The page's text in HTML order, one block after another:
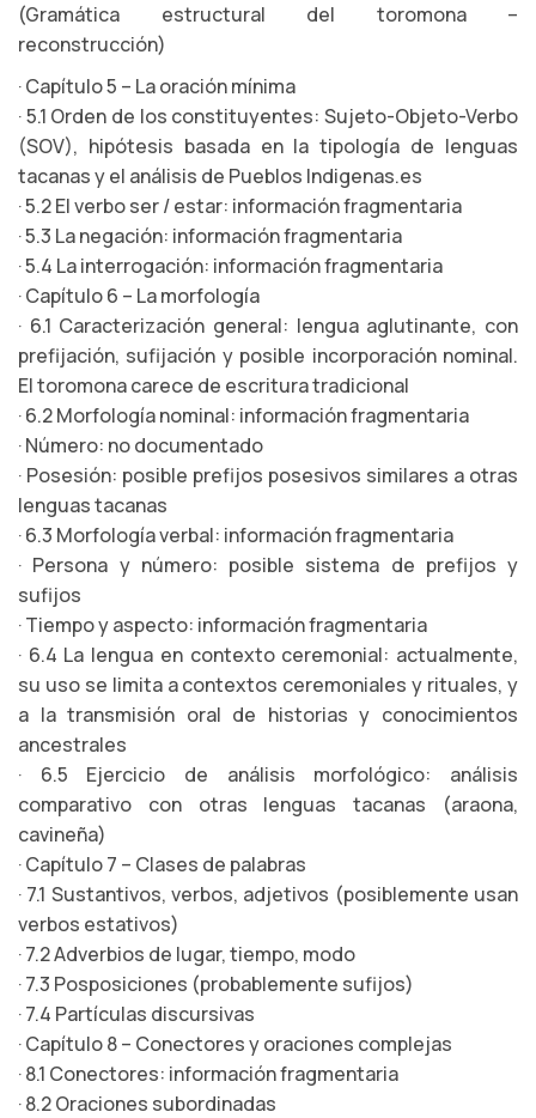
(Gramática estructural del toromona –
reconstrucción)
· Capítulo 5 – La oración mínima
· 5.1 Orden de los constituyentes: Sujeto-Objeto-Verbo
(SOV), hipótesis basada en la tipología de lenguas
tacanas y el análisis de Pueblos Indigenas.es
· 5.2 El verbo ser / estar: información fragmentaria
· 5.3 La negación: información fragmentaria
· 5.4 La interrogación: información fragmentaria
· Capítulo 6 – La morfología
· 6.1 Caracterización general: lengua aglutinante, con
prefijación, sufijación y posible incorporación nominal.
El toromona carece de escritura tradicional
· 6.2 Morfología nominal: información fragmentaria
· Número: no documentado
· Posesión: posible prefijos posesivos similares a otras
lenguas tacanas
· 6.3 Morfología verbal: información fragmentaria
· Persona y número: posible sistema de prefijos y
sufijos
· Tiempo y aspecto: información fragmentaria
· 6.4 La lengua en contexto ceremonial: actualmente,
su uso se limita a contextos ceremoniales y rituales, y
a la transmisión oral de historias y conocimientos
ancestrales
· 6.5 Ejercicio de análisis morfológico: análisis
comparativo con otras lenguas tacanas (araona,
cavineña)
· Capítulo 7 – Clases de palabras
· 7.1 Sustantivos, verbos, adjetivos (posiblemente usan
verbos estativos)
· 7.2 Adverbios de lugar, tiempo, modo
· 7.3 Posposiciones (probablemente sufijos)
· 7.4 Partículas discursivas
· Capítulo 8 – Conectores y oraciones complejas
· 8.1 Conectores: información fragmentaria
· 8.2 Oraciones subordinadas